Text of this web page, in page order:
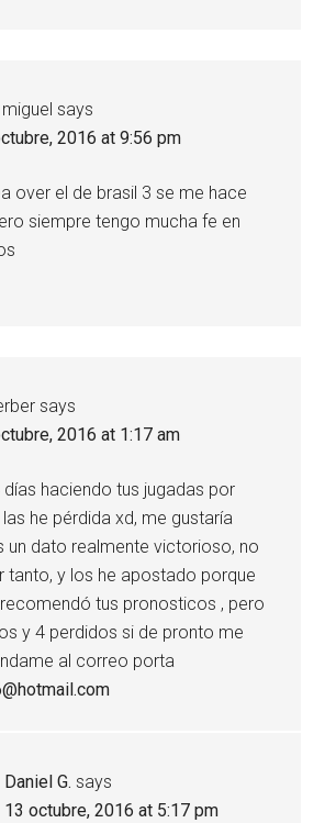
says
2016 at 9:56 pm
over el de brasil 3 se me hace
siempre tengo mucha fe en
says
2016 at 1:17 am
haciendo tus jugadas por
he pérdida xd, me gustaría
un dato realmente victorioso, no
tanto, y los he apostado porque
tus pronosticos , pero
y 4 perdidos si de pronto me
al correo porta
Daniel G. says
13 octubre, 2016 at 5:17 pm